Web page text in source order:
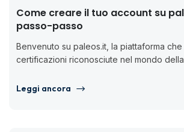
Come creare il tuo account su
passo-passo
Benvenuto su paleos.it, la piattaforma
certificazioni riconosciute nel mondo
Leggi ancora